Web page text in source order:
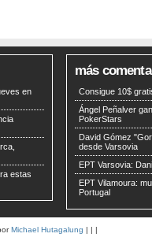
en
estas
más
Consigue 10$
Ángel Peñalver
PokerStars
David Gómez
desde Varsovia
EPT Varsovia:
EPT Vilamoura:
Portugal
Michael Hutagalung | | |